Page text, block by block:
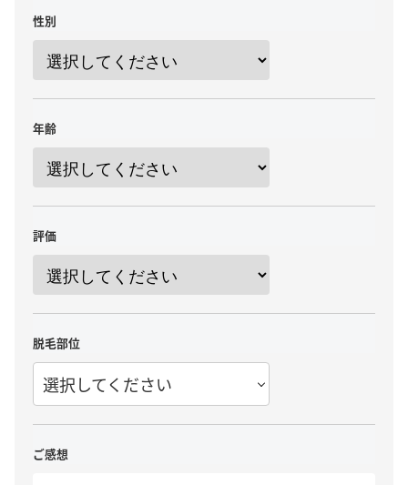
性別
年齢
評価
脱毛部位
選択してください
ご感想